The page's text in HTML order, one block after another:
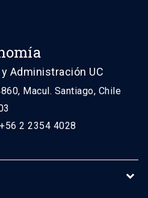
Administración UC
Macul. Santiago, Chile
2 2354 4028